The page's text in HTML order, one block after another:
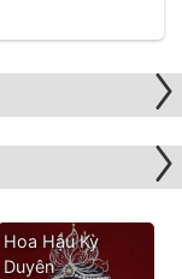
Hoa Hậu Kỳ
Duyên